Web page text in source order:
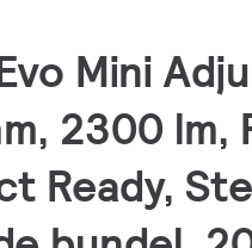
Mini
2300
Ready,